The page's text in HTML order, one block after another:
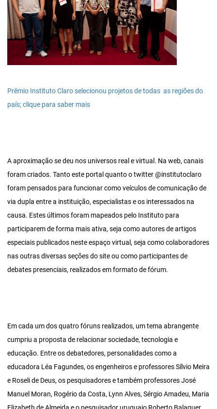
Prêmio Instituto Claro selecionou projetos de todas as regiões do
país; clique para saber mais
A aproximação se deu nos universos real e virtual. Na web, canais
foram criados. Tanto este portal quanto o twitter @institutoclaro
foram pensados para funcionar como veículos de comunicação de
via dupla entre a instituição, especialistas e os interessados na
causa. Estes últimos foram mapeados pelo Instituto para
participarem de forma mais ativa, seja como autores de artigos
especiais publicados neste espaço virtual, seja como colaboradores
nas outras diversas seções do site ou como participantes de
debates presenciais, realizados em formato de fórum.
Em cada um dos quatro fóruns realizados, um tema abrangente
cumpriu a proposta de relacionar sociedade, tecnologia e
educação. Entre os debatedores, personalidades como a
educadora Léa Fagundes, os engenheiros e professores Sílvio Meira
e Roseli de Deus, os pesquisadores e também professores José
Manuel Moran, Rogério da Costa, Lynn Alves, Sérgio Amadeu, Maria